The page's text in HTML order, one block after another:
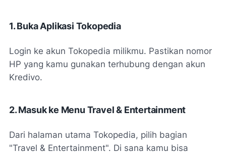
1. Buka Aplikasi Tokopedia
Login ke akun Tokopedia milikmu. Pastikan nomor
HP yang kamu gunakan terhubung dengan akun
Kredivo.
2. Masuk ke Menu Travel & Entertainment
Dari halaman utama Tokopedia, pilih bagian
"Travel & Entertainment". Di sana kamu bisa